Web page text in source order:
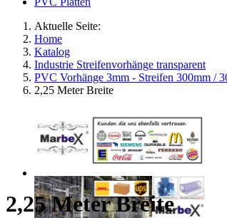
Aktuelle Seite:
Home
Katalog
Industrie Streifenvorhänge transparent
PVC Vorhänge 3mm - Streifen 300mm /
2,25 Meter Breite
2,25 Meter Breite